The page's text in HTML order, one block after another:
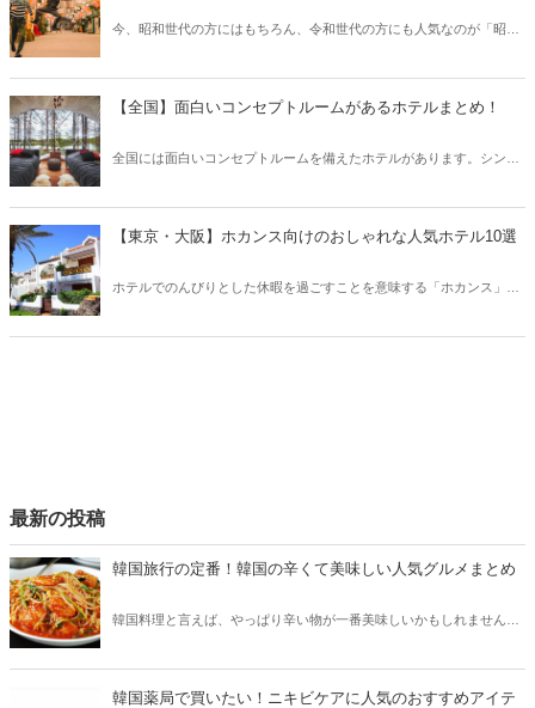
今、昭和世代の方にはもちろん、令和世代の方にも人気なのが「昭和
【全国】面白いコンセプトルームがあるホテルまとめ！
全国には面白いコンセプトルームを備えたホテルがあります。シンプ
ンセプトルームがあるホテルをご紹介します。
【東京・大阪】ホカンス向けのおしゃれな人気ホテル10選
ホテルでのんびりとした休暇を過ごすことを意味する「ホカンス」。
最新の投稿
韓国旅行の定番！韓国の辛くて美味しい人気グルメまとめ
韓国料理と言えば、やっぱり辛い物が一番美味しいかもしれません。
方も必見です。
韓国薬局で買いたい！ニキビケアに人気のおすすめアイテ